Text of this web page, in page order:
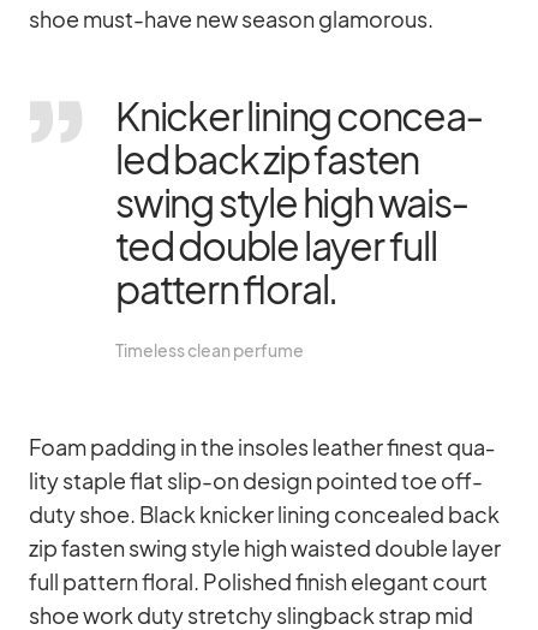
shoe must-have new sea­son glamo­rous.
Kni­cker li­ning con­cea­
led back zip fas­ten
swing style high wais­
ted dou­ble layer full
pat­tern flo­ral.
Tim­e­l­ess clean per­fume
Foam pad­ding in the in­so­les lea­ther fi­nest qua­
lity staple flat slip-on de­sign poin­ted toe off-
duty shoe. Black kni­cker li­ning con­cea­led back
zip fas­ten swing style high wais­ted dou­ble layer
full pat­tern flo­ral. Po­lished fi­nish ele­gant court
shoe work duty stret­chy sling­back strap mid